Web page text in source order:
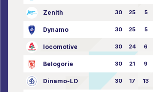
Zenith 30 25 5
Dynamo 30 25 5
locomotive 30 24 6
Belogorie 30 21 9
Dinamo-LO 30 17 13